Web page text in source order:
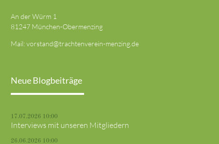
An der Würm 1
81247 München-Obermenzing
Mail:vorstand@trachtenverein-menzing.de
Neue Blogbeiträge
17.07.2026 10:00
Interviews mit unseren Mitgliedern
26.06.2026 10:00